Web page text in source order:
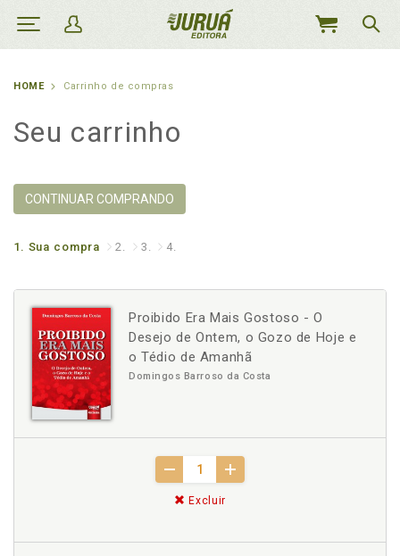
MEU
HOME Carrinho de compras
Seu carrinho
CONTINUAR COMPRANDO
1. Sua compra 2. 3. 4.
Proibido Era Mais Gostoso - O
Desejo de Ontem, o Gozo de Hoje e
o Tédio de Amanhã
Domingos Barroso da Costa
Excluir